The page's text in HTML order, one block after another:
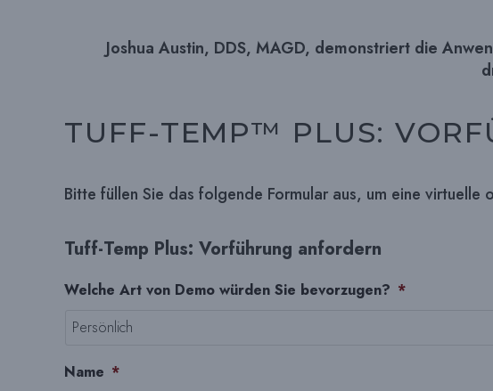
Joshua Austin, DDS, MAGD, demonstriert die
TUFF-TEMP™ PLUS:
Bitte füllen Sie das folgende Formular aus, um eine
Tuff-Temp Plus: Vorführung anfordern
Welche Art von Demo würden Sie bevorzugen? *
Name *